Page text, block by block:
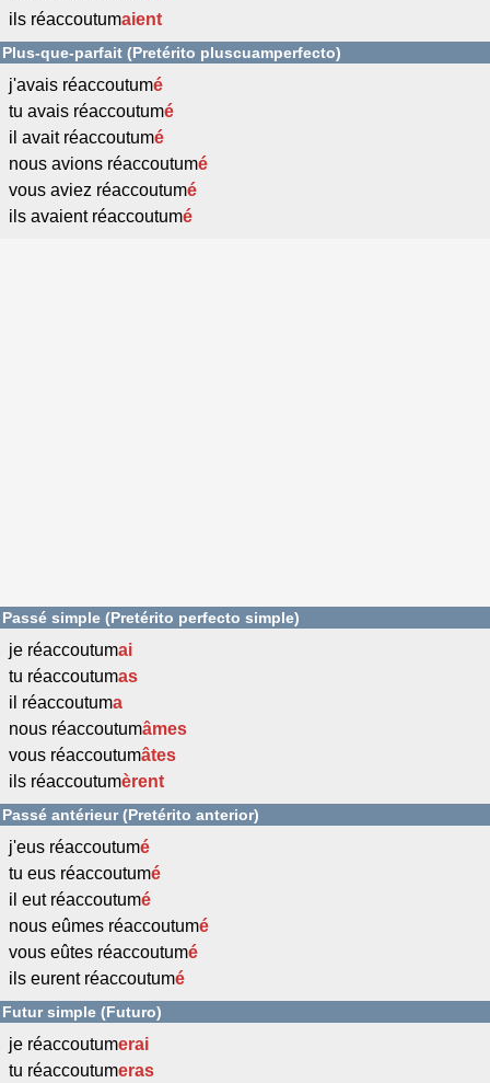
ils réaccoutumaient
Plus-que-parfait (Pretérito pluscuamperfecto)
j'avais réaccoutumé
tu avais réaccoutumé
il avait réaccoutumé
nous avions réaccoutumé
vous aviez réaccoutumé
ils avaient réaccoutumé
Passé simple (Pretérito perfecto simple)
je réaccoutumai
tu réaccoutumas
il réaccoutuma
nous réaccoutumâmes
vous réaccoutumâtes
ils réaccoutumèrent
Passé antérieur (Pretérito anterior)
j'eus réaccoutumé
tu eus réaccoutumé
il eut réaccoutumé
nous eûmes réaccoutumé
vous eûtes réaccoutumé
ils eurent réaccoutumé
Futur simple (Futuro)
je réaccoutumerai
tu réaccoutumeras